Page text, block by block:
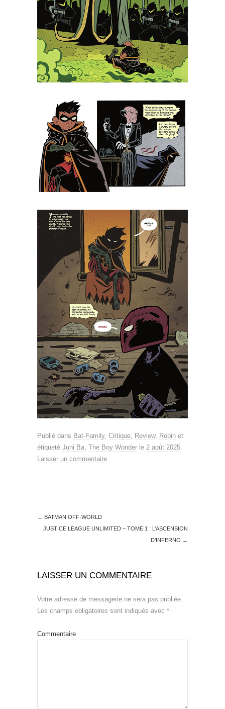
Publié dans Bat-Family, Critique Review, Robin et
étiqueté Juni Ba The Boy Wonder le 2 août 2025
Laisser un commentaire
← BATMAN OFF-WORLD
JUSTICE LEAGUE UNLIMITED – TOME 1 : L’ASCENSION
D’INFERNO →
LAISSER UN COMMENTAIRE
Votre adresse de messagerie ne sera pas publiée.
Les champs obligatoires sont indiqués avec *
Commentaire